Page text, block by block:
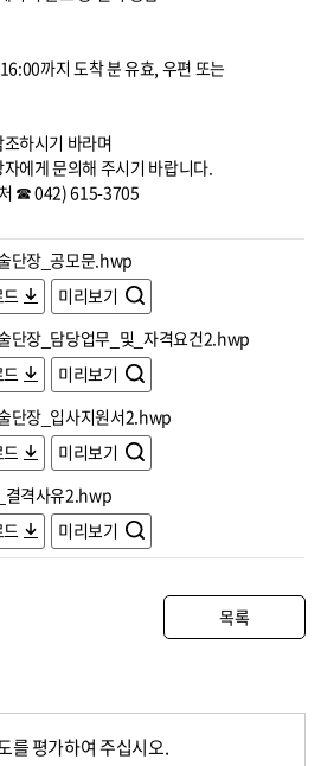
까지 도착 분 유효, 우편 또는
하시기 바라며
에게 문의해 주시기 바랍니다.
☎ 042) 615-3705
단장_공모문.hwp
드
미리보기
단장_담당업무_및_자격요건2.hwp
드
미리보기
단장_입사지원서2.hwp
드
미리보기
결격사유2.hwp
드
미리보기
목록
를 평가하여 주십시오.